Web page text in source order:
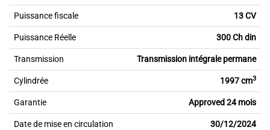
Puissance fiscale 13 CV
Puissance Réelle 300 Ch din
Transmission Transmission intégrale permane
Cylindrée 1997 cm3
Garantie Approved 24 mois
Date de mise en circulation 30/12/2024